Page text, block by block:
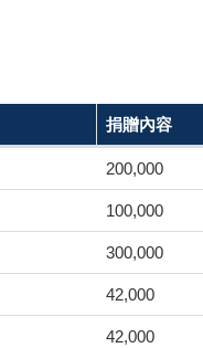
捐贈內容
200,000
100,000
300,000
42,000
42,000